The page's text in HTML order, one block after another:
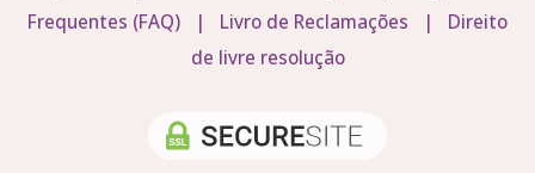
Frequentes (FAQ) | Livro de Reclamações | Direito
de livre resolução